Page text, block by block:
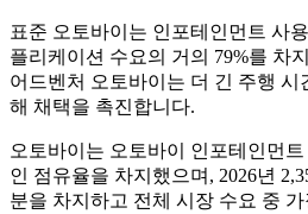
표준 오토바이는 인포테인먼트 사
플리케이션 수요의 거의 79%를 차
어드벤처 오토바이는 더 긴 주행 ​​시
해 채택을 촉진합니다.
오토바이는 오토바이 인포테인먼
인 점유율을 차지했으며, 2026년
분을 차지하고 전체 시장 수요 중